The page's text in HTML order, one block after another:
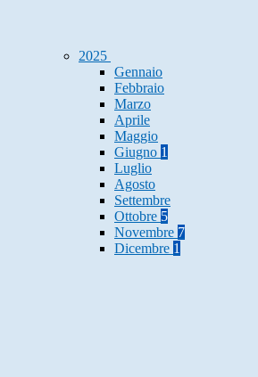
2025
Gennaio
Febbraio
Marzo
Aprile
Maggio
Giugno 1
Luglio
Agosto
Settembre
Ottobre 5
Novembre 7
Dicembre 1